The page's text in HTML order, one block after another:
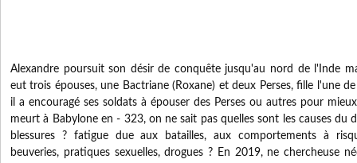
Alexandre poursuit son désir de conquête jusqu'au nord de l'Inde
eut trois épouses, une Bactriane (Roxane) et deux Perses, fille l'une
il a encouragé ses soldats à épouser des Perses ou autres pour
meurt à Babylone en - 323, on ne sait pas quelles sont les causes du
blessures ? fatigue due aux batailles, aux comportements à
beuveries, pratiques sexuelles, drogues ? En 2019, ne chercheuse